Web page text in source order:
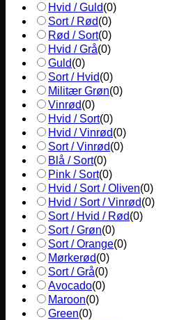
Hvid / Guld(0)
Sort / Rød(0)
Rød / Sort(0)
Hvid / Grå(0)
Guld(0)
Sort / Hvid(0)
Militær Grøn(0)
Vinrød(0)
Hvid / Sort(0)
Hvid / Vinrød(0)
Sort / Vinrød(0)
Blå / Sort(0)
Pink / Sort(0)
Hvid / Sort / Oliven(0)
Hvid / Sort / Vinrød(0)
Sort / Hvid / Rød(0)
Sort / Grøn(0)
Sort / Orange(0)
Mørkerød(0)
Sort / Grå(0)
Avocado(0)
Maroon(0)
Green(0)